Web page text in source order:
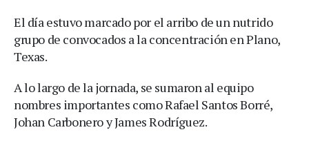
El día estuvo marcado por el arribo de un nutrido
grupo de convocados a la concentración en Plano,
Texas.
A lo largo de la jornada, se sumaron al equipo
nombres importantes como Rafael Santos Borré,
Johan Carbonero y James Rodríguez.